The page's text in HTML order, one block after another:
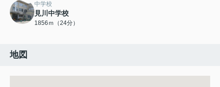
中学校
見川中学校
1856ｍ（24分）
地図